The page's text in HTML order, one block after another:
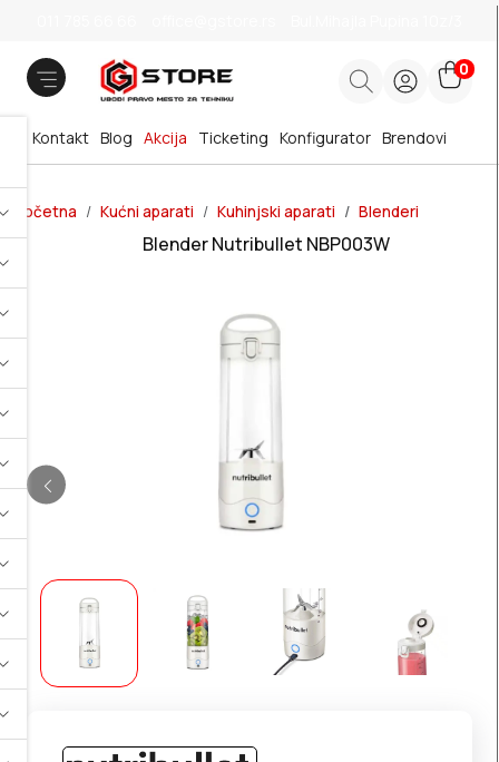
0
Brendovi
Blog Akcija
Kontakt Ticketing Konfigurator
Početna Kućni aparati Kuhinjski aparati Blenderi
Blender NutribuIlet NBP003W